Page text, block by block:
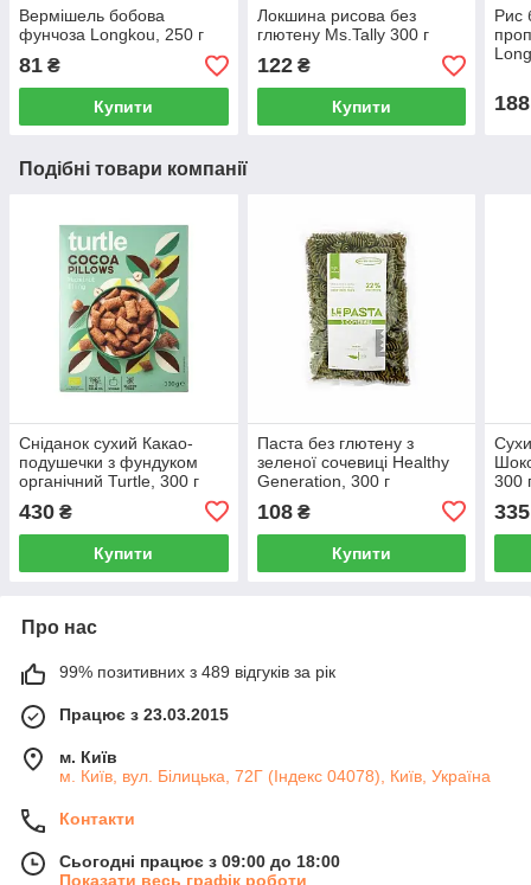
Вермішель бобова
фунчоза Longkou, 250 г
81 ₴
Купити
Локшина рисова без
глютену Ms.Tally 300 г
122₴
Купити
Рис
188
Подібні товари компанії
Сніданок сухий Какао-
подушечки з фундуком
органічний Turtle, 300 г
430 ₴
Купити
Паста без глютену з
зеленої сочевиці Healthy
Generation, 300 г
108₴
Купити
300
335
Про нас
99% позитивних з 489 відгуків за рік
Працює з 23.03.2015
м. Київ
м. Київ, вул. Білицька, 72Г (Індекс 04078), Київ, Україна
Контакти
Сьогодні працює з 09:00 до 18:00
Показати весь графік роботи